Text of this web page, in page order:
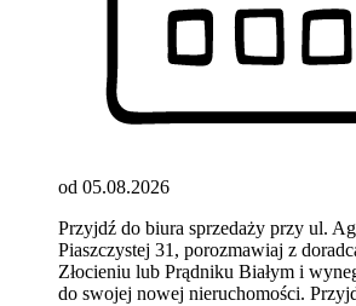
od 05.08.2026
Przyjdź do biura sprzedaży przy ul.
Piaszczystej 31, porozmawiaj z
Złocieniu lub Prądniku Białym i
do swojej nowej nieruchomości.